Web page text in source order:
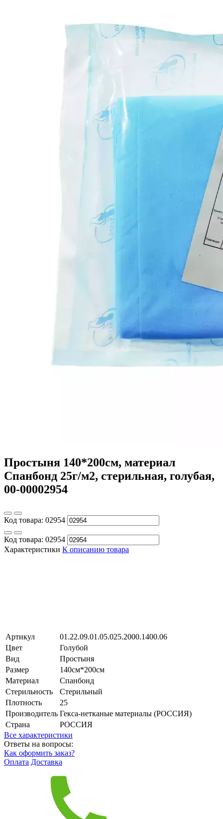
Простыня 140*200см, материал
Спанбонд 25г/м2, стерильная, голубая,
00-00002954
Код товара: 02954
Код товара: 02954
Характеристики К описанию товара
Артикул
01.22.09.01.05.025.2000.1400.06
Цвет
Голубой
Вид
Простыня
Размер
140см*200см
Материал
Спанбонд
Стерильность
Стерильный
Плотность
25
Производитель Гекса-нетканые материалы (РОССИЯ)
Страна
РОССИЯ
Все характеристики
Ответы на вопросы:
Как оформить заказ?
Оплата Доставка